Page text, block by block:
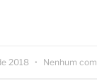
2018 Nenhum